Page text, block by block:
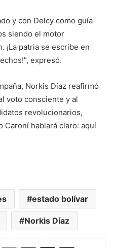
y con Delcy como guía
siendo el motor
¡La patria se escribe en
expresó.
Norkis Díaz reafirmó
voto consciente y al
revolucionarios,
Caroní hablará claro: aquí
estado bolívar
Norkis Díaz